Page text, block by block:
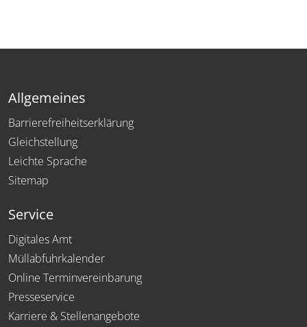
Allgemeines
Barrierefreiheitserklärung
Gleichstellung
Leichte Sprache
Sitemap
Service
Digitales Amt
Müllabfuhrkalender
Online Terminvereinbarung
Presseservice
Karriere & Stellenangebote